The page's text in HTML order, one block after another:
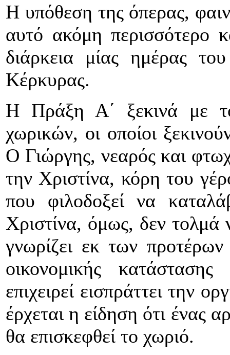
Η υπόθεση της όπερας,
αυτό ακόμη περισσότερο
διάρκεια μίας ημέρας
Κέρκυρας.
Η Πράξη Α΄ ξεκινά με
χωρικών, οι οποίοι
Ο Γιώργης, νεαρός και
την Χριστίνα, κόρη του
που φιλοδοξεί να
Χριστίνα, όμως, δεν τολμά
γνωρίζει εκ των προτέρων
οικονομικής
επιχειρεί εισπράττει την
έρχεται η είδηση ότι ένας
θα επισκεφθεί το χωριό.